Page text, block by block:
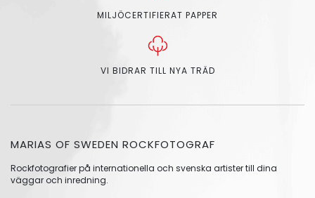
MILJÖCERTIFIERAT PAPPER
VI BIDRAR TILL NYA TRÄD
MARIAS OF SWEDEN ROCKFOTOGRAF
Rockfotografier på internationella och svenska artister till dina
väggar och inredning.